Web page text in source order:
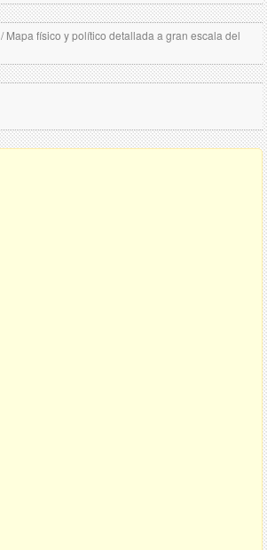
/Mapa físico y político detallada a gran escala del